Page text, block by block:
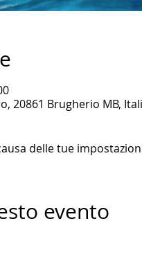
20861 Brugherio MB,
delle tue
evento